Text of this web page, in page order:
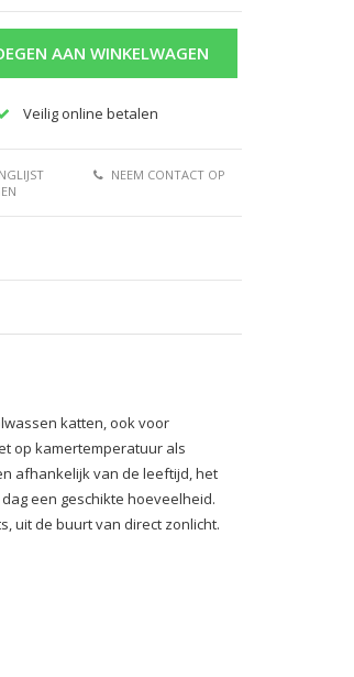
AAN WINKELWAGEN
Veilig online betalen
NEEM CONTACT OP
katten, ook voor
op kamertemperatuur als
afhankelijk van de leeftijd, het
een geschikte hoeveelheid.
uit de buurt van direct zonlicht.